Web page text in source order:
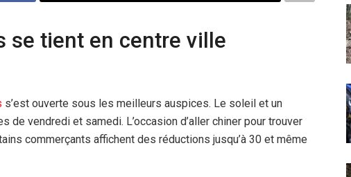
se tient en centre ville
s’est ouverte sous les meilleurs auspices. Le soleil et un
de vendredi et samedi. L’occasion d’aller chiner pour trouver
commerçants affichent des réductions jusqu’à 30 et même